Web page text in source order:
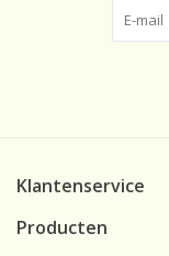
Klantenservice
Producten